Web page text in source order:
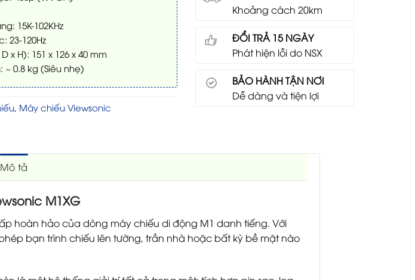
15K-102KHz
23-120Hz
x H): 151 x 126 x 40 mm
~ 0.8 kg (Siêu nhẹ)
, Máy chiếu Viewsonic
Khoảng cách 20km
ĐỔI TRẢ 15 NGÀY
Phát hiện lỗi do NSX
BẢO HÀNH TẬN NƠI
Dễ dàng và tiện lợi
Mô tả
M1XG
hoàn hảo của dòng máy chiếu di động M1 danh tiếng. Với
bạn trình chiếu lên tường, trần nhà hoặc bất kỳ bề mặt nào